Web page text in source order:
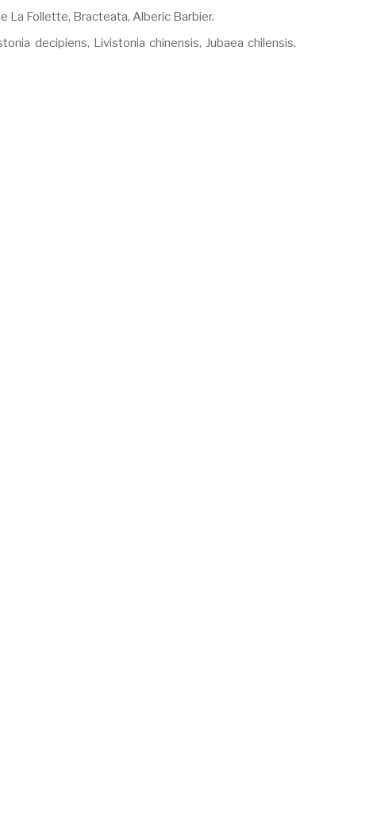
La Follette, Bracteata, Alberic Barbier.
decipiens, Livistonia chinensis, Jubaea chilensis,